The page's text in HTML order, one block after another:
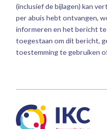
(inclusief de bijlagen) kan
per abuis hebt ontvangen,
informeren en het bericht
toegestaan om dit bericht,
toestemming te gebruiken